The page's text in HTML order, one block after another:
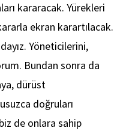
kararacak. Yürekleri
ekran karartılacak.
Yöneticilerini,
Bundan sonra da
dürüst
doğruları
de onlara sahip